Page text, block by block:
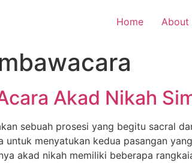
Home About
Akad Nikah
sebuah prosesi yang begitu sacral
untuk menyatukan kedua pasangan
akad nikah memiliki beberapa